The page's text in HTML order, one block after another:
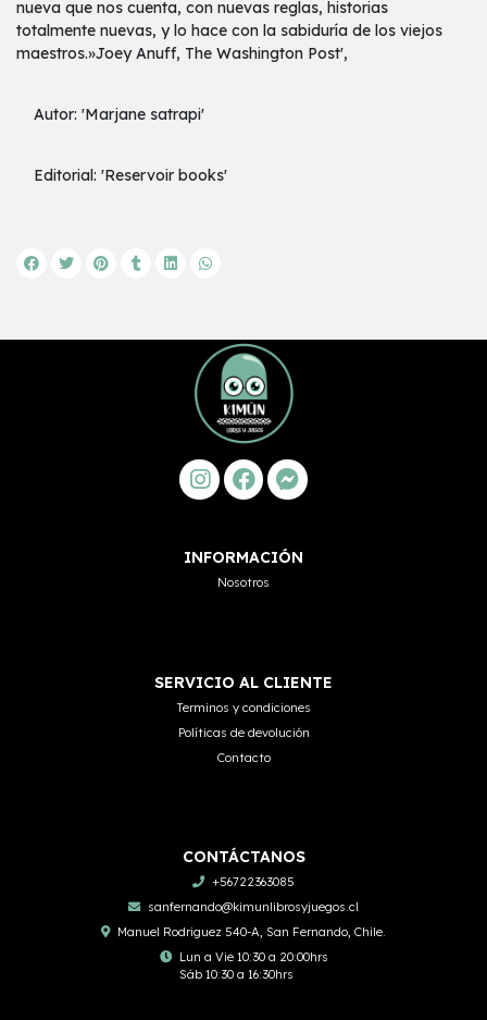
nueva que nos cuenta, con nuevas reglas, historias
totalmente nuevas, y lo hace con la sabiduría de los viejos
maestros.»Joey Anuff, The Washington Post',
Autor: 'Marjane satrapi'
Editorial: 'Reservoir books'
INFORMACIÓN
Nosotros
SERVICIO AL CLIENTE
Terminos y condiciones
Políticas de devolución
Contacto
CONTÁCTANOS
+56722363085
sanfernando@kimunlibrosyjuegos.cl
Manuel Rodriguez 540-A, San Fernando, Chile.
Lun a Vie 10:30 a 20:00hrs
Sáb 10:30 a 16:30hrs